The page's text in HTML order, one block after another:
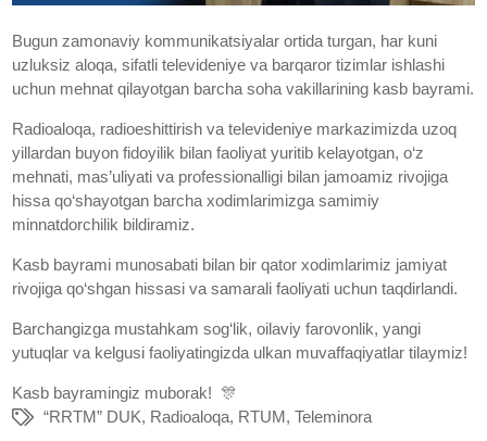
Bugun zamonaviy kommunikatsiyalar ortida turgan, har kuni
uzluksiz aloqa, sifatli televideniye va barqaror tizimlar ishlashi
uchun mehnat qilayotgan barcha soha vakillarining kasb bayrami.
Radioaloqa, radioeshittirish va televideniye markazimizda uzoq
yillardan buyon fidoyilik bilan faoliyat yuritib kelayotgan, o‘z
mehnati, mas’uliyati va professionalligi bilan jamoamiz rivojiga
hissa qo‘shayotgan barcha xodimlarimizga samimiy
minnatdorchilik bildiramiz.
Kasb bayrami munosabati bilan bir qator xodimlarimiz jamiyat
rivojiga qo‘shgan hissasi va samarali faoliyati uchun taqdirlandi.
Barchangizga mustahkam sog‘lik, oilaviy farovonlik, yangi
yutuqlar va kelgusi faoliyatingizda ulkan muvaffaqiyatlar tilaymiz!
Kasb bayramingiz muborak! 🎊
“RRTM” DUK, Radioaloqa, RTUM ,Teleminora